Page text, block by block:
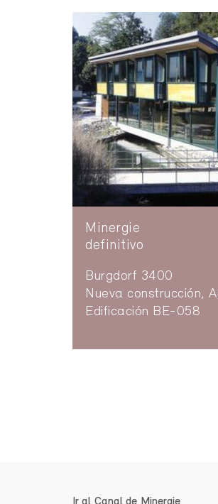
Minergie
definitivo
Burgdorf 3400
Nueva construcción,
Edificación BE-058
Ir al Canal de Minergie